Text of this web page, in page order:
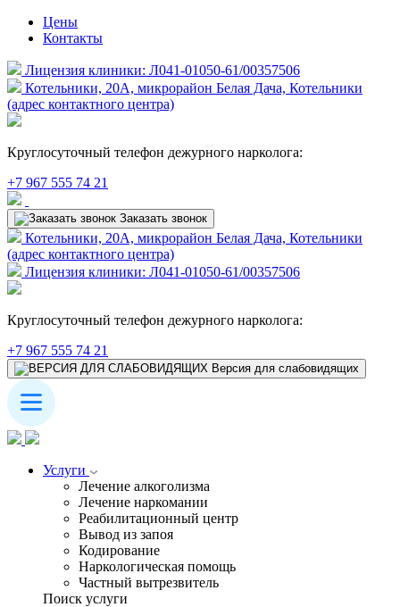
Цены
Контакты
Лицензия клиники: Л041-01050-61/00357506
Котельники, 20А, микрорайон Белая Дача, Котельники
(адрес контактного центра)
Круглосуточный телефон дежурного нарколога:
+7 967 555 74 21
Заказать звонок
Котельники, 20А, микрорайон Белая Дача, Котельники
(адрес контактного центра)
Лицензия клиники: Л041-01050-61/00357506
Круглосуточный телефон дежурного нарколога:
+7 967 555 74 21
Версия для слабовидящих
Услуги
Лечение алкоголизма
Лечение наркомании
Реабилитационный центр
Вывод из запоя
Кодирование
Наркологическая помощь
Частный вытрезвитель
Поиск услуги